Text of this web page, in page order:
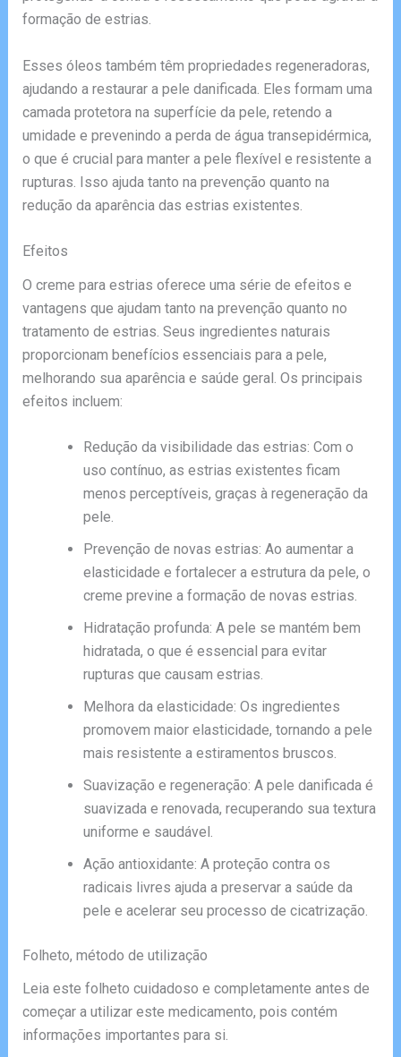
formação de estrias.
Esses óleos também têm propriedades regeneradoras,
ajudando a restaurar a pele danificada. Eles formam uma
camada protetora na superfície da pele, retendo a
umidade e prevenindo a perda de água transepidérmica,
o que é crucial para manter a pele flexível e resistente a
rupturas. Isso ajuda tanto na prevenção quanto na
redução da aparência das estrias existentes.
Efeitos
O creme para estrias oferece uma série de efeitos e
vantagens que ajudam tanto na prevenção quanto no
tratamento de estrias. Seus ingredientes naturais
proporcionam benefícios essenciais para a pele,
melhorando sua aparência e saúde geral. Os principais
efeitos incluem:
Redução da visibilidade das estrias: Com o
uso contínuo, as estrias existentes ficam
menos perceptíveis, graças à regeneração da
pele.
Prevenção de novas estrias: Ao aumentar a
elasticidade e fortalecer a estrutura da pele, o
creme previne a formação de novas estrias.
Hidratação profunda: A pele se mantém bem
hidratada, o que é essencial para evitar
rupturas que causam estrias.
Melhora da elasticidade: Os ingredientes
promovem maior elasticidade, tornando a pele
mais resistente a estiramentos bruscos.
Suavização e regeneração: A pele danificada é
suavizada e renovada, recuperando sua textura
uniforme e saudável.
Ação antioxidante: A proteção contra os
radicais livres ajuda a preservar a saúde da
pele e acelerar seu processo de cicatrização.
Folheto, método de utilização
Leia este folheto cuidadoso e completamente antes de
começar a utilizar este medicamento, pois contém
informações importantes para si.